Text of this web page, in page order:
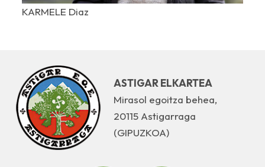
KARMELE Diaz
ASTIGAR ELKARTEA
Mirasol egoitza behea,
20115 Astigarraga
(GIPUZKOA)